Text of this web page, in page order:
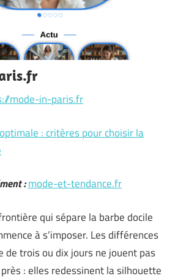
mode-in-paris.fr
: critères pour choisir la
:mode-et-tendance.fr
qui sépare la barbe docile
à s’imposer. Les différences
de trois ou dix jours ne jouent pas
près : elles redessinent la silhouette